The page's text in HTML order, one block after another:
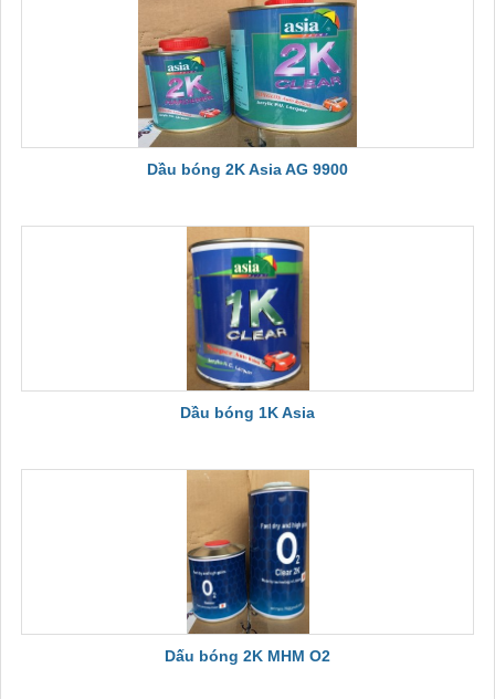
Dầu bóng 2K Asia AG 9900
Dầu bóng 1K Asia
Dấu bóng 2K MHM O2